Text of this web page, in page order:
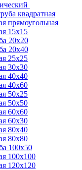
квадратная
прямоугольная
15х15
20х20
20х40
25х25
30x30
40х40
40х60
50х25
50х50
60x60
60х30
80х40
80х80
100х50
100х100
120х120